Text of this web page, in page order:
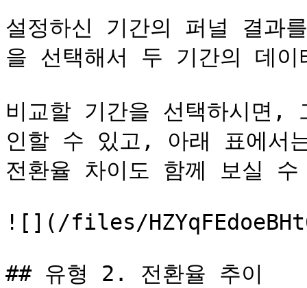
설정하신 기간의 퍼널 결과
을 선택해서 두 기간의 데
비교할 기간을 선택하시면,
인할 수 있고, 아래 표에
전환율 차이도 함께 보실
![](/files/
## 유형 2. 전환율 추이